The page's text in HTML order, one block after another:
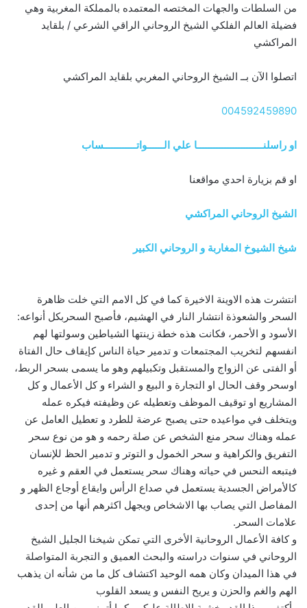
من السلطات والجهات المختصه المعتمده بالمملكة المغربية وهي
فضيلة العالم الفلكي الشيخ الروحاني الراقي الشرعي / بلقايد
المراكشي
اتصلوا الآن بــ الشيخ الروحاني المغربي بلقايد المراكشي
004592459890
او راسلنــــــــــــــــــــــــا علي الــــــواتــــــــــــساب
او قم بزيارة احدي مواقعنا
الشيخ الروحاني المراكشي
شيخ الشيوخ المغاربة و الروحاني الكبير
انتشرت هذه الاوينة الاخيرة كما في كل الامم التي خلت ظاهرة
السحر والشعوذة انتشار النار في الهشيم، فأصبح السحربكل أنواعه:
الأسود و الأحمر، فكانت هذه خطة زينتها الشياطين وسولتها لهم
انفسهم لتخريب المجتمعات و تدمير حياة الناس كإيقاف حال الفتاة
أو الفتى عن الزواج والمستقبل وتكبيلهم وهو ما يسمى بسحر الربط،
اوسحر وقف الحال او التجارة و البيع و الشراء و كل الأعمال و كل
المشاريع او توقيف الموظف وتعطيله عن وظيفته فيكره عمله
ويتخلف في مواعيده حتى يصبح عرضة للطرد و تعطيل العامل عن
عمله وهناك سحر منع الشخص عن صلة رحمه و هو من نوع سحر
التفريق والكراهية و سحر الخمول و التوتر و تدمير الحظ للإنسان
فيتبعه النحس في حياته وهناك سحر يستعمل في العقم و غيره
كالأمراض الجسدية يستعمل في صداع الرأس وايقاع أوجاع الظهر و
المفاصل التي يصاب بها الاشخاص ويجهل اكثرهم أنها من إحدى
علامات السحر.
و كافة الأعمال الروحانية الأخرى التي تمكن شيخنا الجليل الشيخ
الروحاني في سنوات دراسته والبحث العميق و التجربة المتواصلة
في هذا الميدان وكان همه الوحيد اكتشاف كل ما من شأنه ان يذهب
الهم والغم والحزن و يريح النفس و يسعد القلوب